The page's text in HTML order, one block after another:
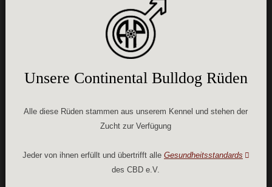
Unsere Continental Bulldog Rüden
Alle diese Rüden stammen aus unserem Kennel und stehen der
Zucht zur Verfügung
Jeder von ihnen erfüllt und übertrifft alle Gesundheitsstandards
des CBD e.V.